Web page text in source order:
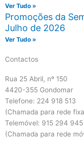
Ver Tudo »
Promoções da
Julho de 2026
Ver Tudo »
Contactos
Rua 25 Abril, nº 150
4420-355 Gondomar
Telefone: 224 918 513
(Chamada para rede
Telemóvel: 915 294 945
(Chamada para rede